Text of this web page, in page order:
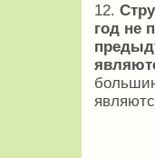
12.
год не